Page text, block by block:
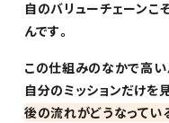
自のバリューチェーンこ
んです。
この仕組みのなかで高い
自分のミッションだけを
後の流れがどうなってい